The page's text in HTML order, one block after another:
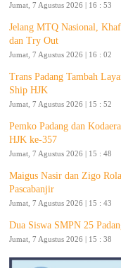
Jumat, 7 Agustus 2026 | 16 : 53
Jelang MTQ Nasional,
dan Try Out
Jumat, 7 Agustus 2026 | 16 : 02
Trans Padang Tambah
Ship HJK
Jumat, 7 Agustus 2026 | 15 : 52
Pemko Padang dan
HJK ke-357
Jumat, 7 Agustus 2026 | 15 : 48
Maigus Nasir dan Zigo
Pascabanjir
Jumat, 7 Agustus 2026 | 15 : 43
Dua Siswa SMPN 25
Jumat, 7 Agustus 2026 | 15 : 38